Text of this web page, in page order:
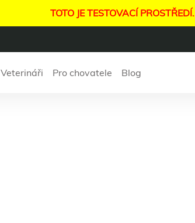
TOTO JE TESTOVACÍ PROSTŘEDÍ.
Veterináři Pro chovatele Blog